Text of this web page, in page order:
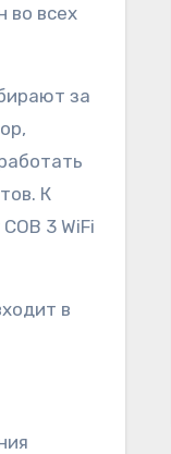
во всех
за
К
3 WiFi
в